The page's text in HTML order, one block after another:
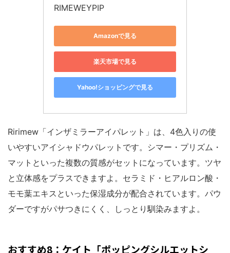
RIMEWEYPIP
Amazonで見る
楽天市場で見る
Yahoo!ショッピングで見る
Ririmew「インザミラーアイパレット」は、4色入りの使
いやすいアイシャドウパレットです。シマー・プリズム・
マットといった複数の質感がセットになっています。ツヤ
と立体感をプラスできますよ。セラミド・ヒアルロン酸・
モモ葉エキスといった保湿成分が配合されています。パウ
ダーですがパサつきにくく、しっとり馴染みますよ。
おすすめ8：ケイト「ポッピングシルエットシ